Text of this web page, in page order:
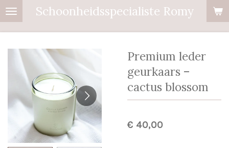
Ga
hoofdinhoud
Schoonheidsspecialiste Romy
Premium leder
geurkaars –
cactus blossom
€ 40,00